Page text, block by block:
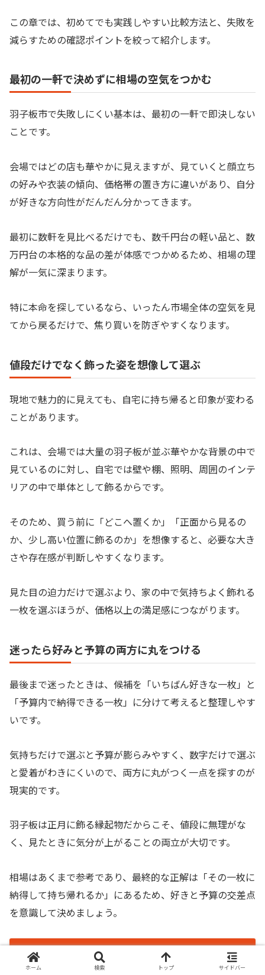
この章では、初めてでも実践しやすい比較方法と、失敗を
減らすための確認ポイントを絞って紹介します。
最初の一軒で決めずに相場の空気をつかむ
羽子板市で失敗しにくい基本は、最初の一軒で即決しない
ことです。
会場ではどの店も華やかに見えますが、見ていくと顔立ち
の好みや衣装の傾向、価格帯の置き方に違いがあり、自分
が好きな方向性がだんだん分かってきます。
最初に数軒を見比べるだけでも、数千円台の軽い品と、数
万円台の本格的な品の差が体感でつかめるため、相場の理
解が一気に深まります。
特に本命を探しているなら、いったん市場全体の空気を見
てから戻るだけで、焦り買いを防ぎやすくなります。
値段だけでなく飾った姿を想像して選ぶ
現地で魅力的に見えても、自宅に持ち帰ると印象が変わる
ことがあります。
これは、会場では大量の羽子板が並ぶ華やかな背景の中で
見ているのに対し、自宅では壁や棚、照明、周囲のインテ
リアの中で単体として飾るからです。
そのため、買う前に「どこへ置くか」「正面から見るの
か、少し高い位置に飾るのか」を想像すると、必要な大き
さや存在感が判断しやすくなります。
見た目の迫力だけで選ぶより、家の中で気持ちよく飾れる
一枚を選ぶほうが、価格以上の満足感につながります。
迷ったら好みと予算の両方に丸をつける
最後まで迷ったときは、候補を「いちばん好きな一枚」と
「予算内で納得できる一枚」に分けて考えると整理しやす
いです。
気持ちだけで選ぶと予算が膨らみやすく、数字だけで選ぶ
と愛着がわきにくいので、両方に丸がつく一点を探すのが
現実的です。
羽子板は正月に飾る縁起物だからこそ、値段に無理がな
く、見たときに気分が上がることの両立が大切です。
相場はあくまで参考であり、最終的な正解は「その一枚に
納得して持ち帰れるか」にあるため、好きと予算の交差点
を意識して決めましょう。
羽子板市へ行く前に知っておきたい
基本情報
ホーム 検索 トップ サイドバー